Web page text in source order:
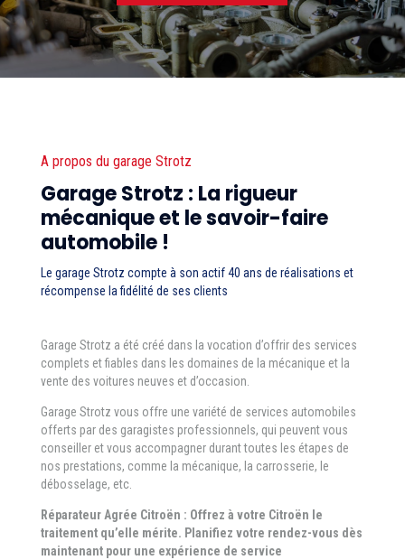
A propos du garage Strotz
Garage Strotz : La rigueur
mécanique et le savoir-faire
automobile !
Le garage Strotz compte à son actif 40 ans de réalisations et
récompense la fidélité de ses clients
Garage Strotz a été créé dans la vocation d’offrir des services
complets et fiables dans les domaines de la mécanique et la
vente des voitures neuves et d’occasion.
Garage Strotz vous offre une variété de services automobiles
offerts par des garagistes professionnels, qui peuvent vous
conseiller et vous accompagner durant toutes les étapes de
nos prestations, comme la mécanique, la carrosserie, le
débosselage, etc.
Réparateur Agrée Citroën : Offrez à votre Citroën le
traitement qu’elle mérite. Planifiez votre rendez-vous dès
maintenant pour une expérience de service